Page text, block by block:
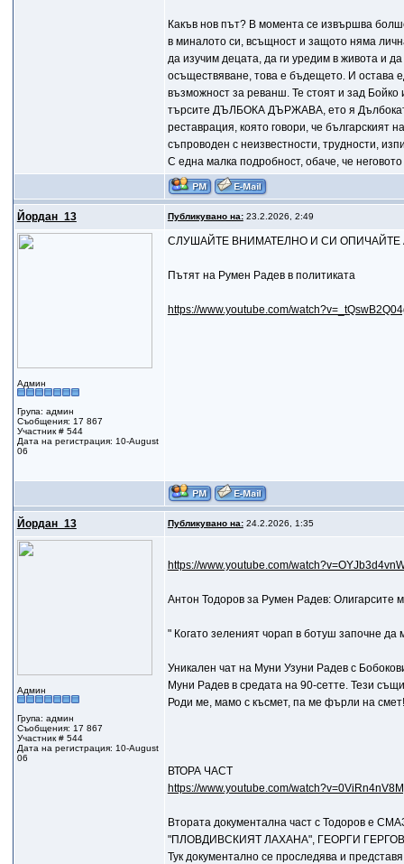
Какъв нов път? В момента се извършва
в миналото си, всъщност и защото няма
да изучим децата, да ги уредим в живота и
осъществяване, това е бъдещето. И остава
възможност за реванш. Те стоят и зад
търсите ДЪЛБОКА ДЪРЖАВА, ето я
реставрация, която говори, че
съпроводен с неизвестности, трудности,
С една малка подробност, обаче, че
Йордан_13 Публикувано на:23.2.2026, 2:49
Админ
Група: админ
Съобщения: 17 867
Участник # 544
Дата на регистрация: 10-August
06
СЛУШАЙТЕ ВНИМАТЕЛНО И СИ ОПИЧАЙТЕ
Пътят на Румен Радев в политиката
https://www.youtube.com/
Йордан_13 Публикувано на:24.2.2026, 1:35
Админ
Група: админ
Съобщения: 17 867
Участник # 544
Дата на регистрация: 10-August
06
https://www.youtube.com/
Антон Тодоров за Румен Радев: Олигарсите
" Когато зеленият чорап в ботуш започне да
Уникален чат на Муни Узуни Радев с
Муни Радев в средата на 90-сетте. Тези
Роди ме, мамо с късмет, па ме фърли на
ВТОРА ЧАСТ
https://www.youtube.com/
Втората документална част с Тодоров
"ПЛОВДИВСКИЯТ ЛАХАНА", ГЕОРГИ
Тук документално се проследява и